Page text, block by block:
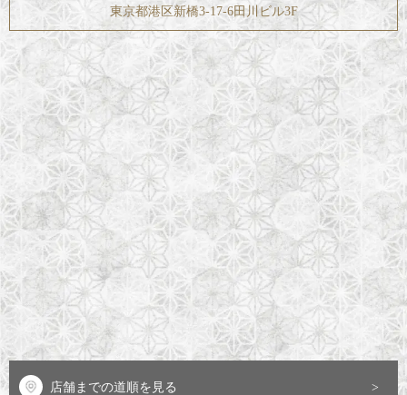
東京都港区新橋3-17-6田川ビル3F
店舗までの道順を見る